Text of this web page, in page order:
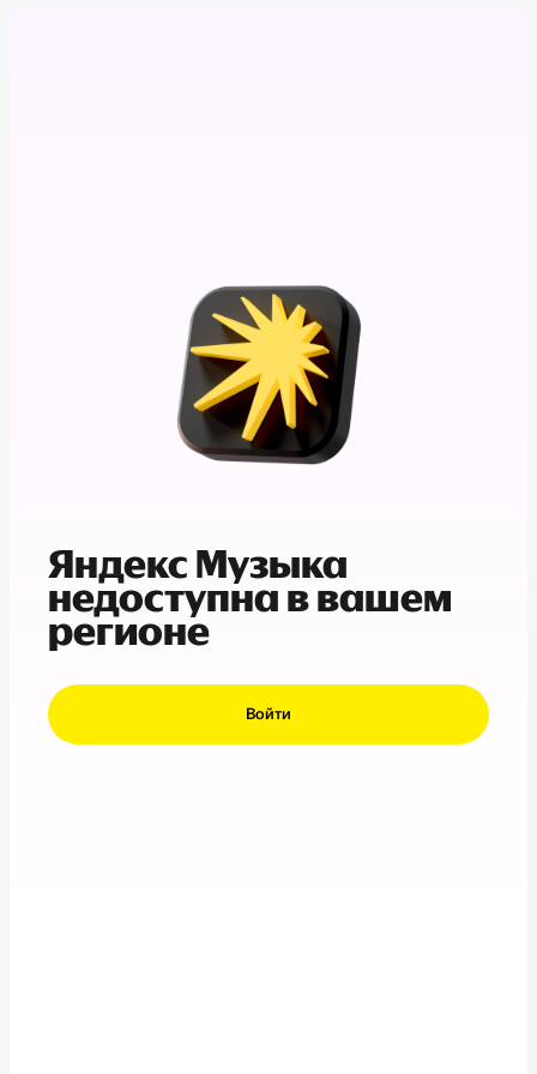
Яндекс Музыка
недоступна в вашем
регионе
Войти